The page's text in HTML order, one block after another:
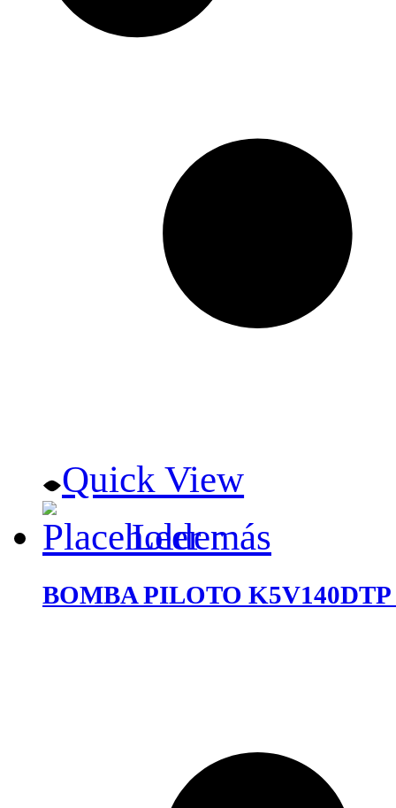
Quick View
Leer más
BOMBA PILOTO